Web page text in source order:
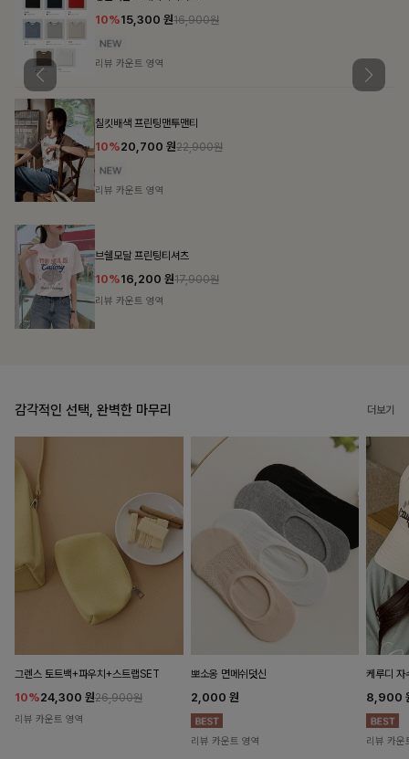
57,600
밴스트라이프 스트링원피스
25%35,100 원46,800원
리뷰 카운트 영역
감각적인 선택, 완벽한 마무리 더보기
그렌스 토트백+파우치+스트랩SET
10%24,300 원26,900원
리뷰 카운트 영역
뽀소옹 면메쉬덧신
2,000 원
리뷰 카운트 영역
케루디 자
8,900
리뷰 카운